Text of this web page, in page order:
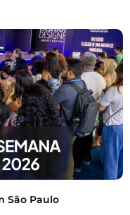
São Paulo